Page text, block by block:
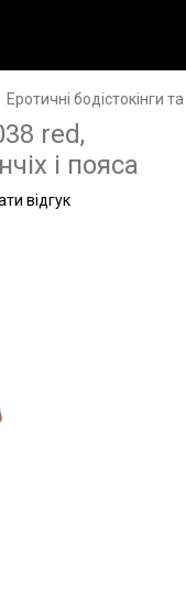
Еротичні бодістокінги
red,
і пояса
відгук